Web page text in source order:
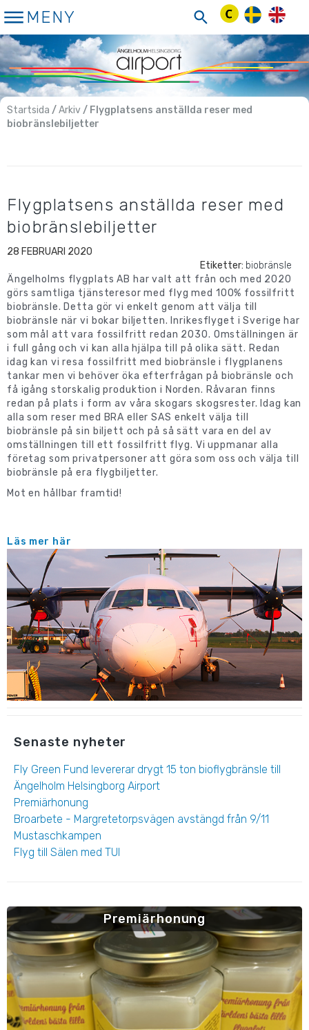
till
innehåll
MENY
Startsida /Arkiv/ Flygplatsens anställda reser med
biobränslebiljetter
Flygplatsens anställda reser med
biobränslebiljetter
28 FEBRUARI 2020
Etiketter: biobränsle
Ängelholms flygplats AB har valt att från och med 2020
görs samtliga tjänsteresor med flyg med 100% fossilfritt
biobränsle. Detta gör vi enkelt genom att välja till
biobränsle när vi bokar biljetten. Inrikesflyget i Sverige har
som mål att vara fossilfritt redan 2030. Omställningen är
i full gång och vi kan alla hjälpa till på olika sätt. Redan
idag kan vi resa fossilfritt med biobränsle i flygplanens
tankar men vi behöver öka efterfrågan på biobränsle och
få igång storskalig produktion i Norden. Råvaran finns
redan på plats i form av våra skogars skogsrester. Idag kan
alla som reser med BRA eller SAS enkelt välja till
biobränsle på sin biljett och på så sätt vara en del av
omställningen till ett fossilfritt flyg. Vi uppmanar alla
företag som privatpersoner att göra som oss och välja till
biobränsle på era flygbiljetter.
Mot en hållbar framtid!
Läs mer här
Senaste nyheter
Fly Green Fund levererar drygt 15 ton bioflygbränsle till
Ängelholm Helsingborg Airport
Premiärhonung
Broarbete - Margretetorpsvägen avstängd från 9/11
Mustaschkampen
Flyg till Sälen med TUI
Premiärhonung